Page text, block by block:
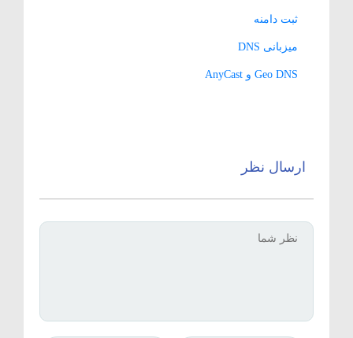
ثبت دامنه
میزبانی DNS
Geo DNS و AnyCast
ارسال نظر